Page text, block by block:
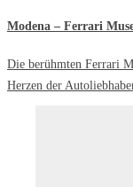
Modena – Ferrari
Die berühmten Ferrari
Herzen der